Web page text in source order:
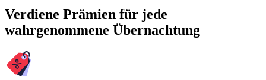
Verdiene Prämien für jede
wahrgenommene Übernachtung